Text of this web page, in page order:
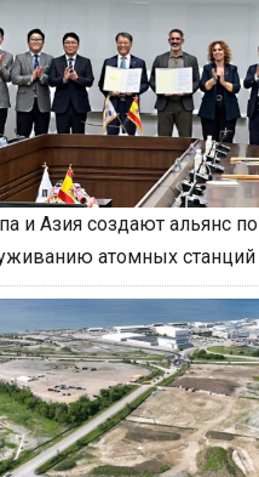
и Азия создают альянс по
атомных станций